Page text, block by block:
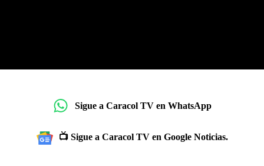
Sigue a Caracol TV en WhatsApp
📺 Sigue a Caracol TV en Google Noticias.